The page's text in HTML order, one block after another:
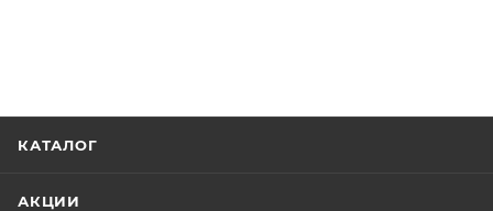
КАТАЛОГ
АКЦИИ